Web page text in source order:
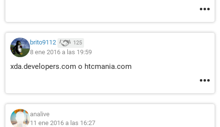
brito9112 125
8 ene 2016 a las 19:59
xda.developers.com o htcmania.com
analive
11 ene 2016 a las 16:27